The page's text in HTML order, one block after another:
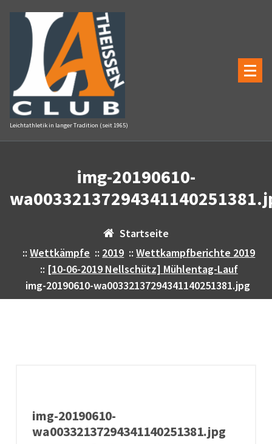
Inhalt
springen
Leichtathletik in langer Tradition (seit 1965)
img-20190610-
Startseite
::Wettkämpfe :: 2019 ::Wettkampfberichte 2019
:: [10-06-2019 Nellschütz] Mühlentag-Lauf
img-20190610-wa00332137294341140251381.jpg
img-20190610-
wa00332137294341140251381.jpg